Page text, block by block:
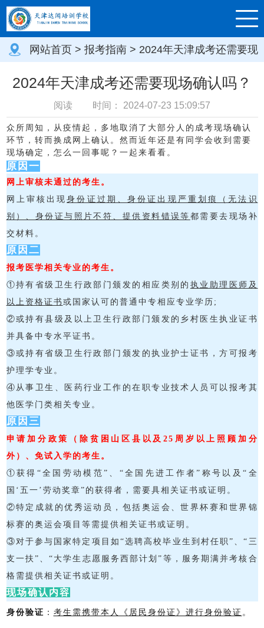
网站首页 > 报考指南 > 2024年天津成考还需要现
场确认吗？
2024年天津成考还需要现场确认吗？
阅读 时间： 2024-07-23 15:09:57
众所周知，从疫情起，多地取消了大部分人的成考现场确认
环节，转而换成网上确认。然而近年还是有同学会收到需要
现场确定，怎么一回事呢？一起来看看。
原因一
网上审核未通过的考生。
网上审核出现身份证过期、身份证出现严重划痕（无法识
别）、身份证与照片不符、提供资料错误等 都需要去现场补
交材料。
原因二
报考医学相关专业的考生。
①持有省级卫生行政部门颁发的相应类别的 执业助理医师及
以上资格证书 或国家认可的普通中专相应专业学历;
②或持有县级及以上卫生行政部门颁发的乡村医生执业证书
并具备中专水平证书。
③或持有省级卫生行政部门颁发的执业护士证书，方可报考
护理学专业。
④从事卫生、医药行业工作的在职专业技术人员可以报考其
他医学门类相关专业。
原因三
申请加分政策（ 除贫困山区县以及25周岁以上照顾加分
外） 、免试入学的考生。
①获得“全国劳动模范”、“全国先进工作者”称号以及“全
国‘五一’劳动奖章”的获得者，需要具相关证书或证明。
②特定成就的优秀运动员，包括奥运会、世界杯赛和世界锦
标赛的奥运会项目等需提供相关证书或证明。
③对于参与国家特定项目如“选聘高校毕业生到村任职”、“三
支一扶”、“大学生志愿服务西部计划”等，服务期满并考核合
格需提供相关证书或证明。
现场确认内容
身份验证 ： 考生需携带本人《居民身份证》进行身份验证 。